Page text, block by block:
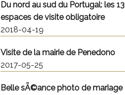
Du nord au sud du Portugal: les 13
espaces de visite obligatoire
2018-04-19
Visite de la mairie de Penedono
2017-05-25
Belle sÃ©ance photo de mariage